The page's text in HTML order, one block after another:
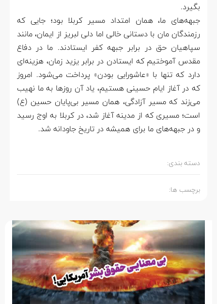
بگیرد.
جبهه‌های ما، همان امتداد مسیر کربلا بود؛ جایی که
رزمندگان مان با دستانی خالی اما دلی لبریز از ایمان، مانند
سپاهیان حق در برابر جبهه‌ کفر ایستادند. ما در دفاع
مقدس آموختیم که ایستادن در برابر یزید زمان، هزینه‌ای
دارد که تنها با «عاشورایی بودن» پرداخت می‌شود. امروز
که در آغاز ایام حسینی هستیم، یاد آن روزها به ما نهیب
می‌زند که مسیر آزادگی، همان مسیر بی‌پایان حسین (ع)
است؛ مسیری که از مدینه آغاز شد، در کربلا به اوج رسید
و در جبهه‌های ما برای همیشه در تاریخ جاودانه شد.
دسته بندی:
برچسب ها: